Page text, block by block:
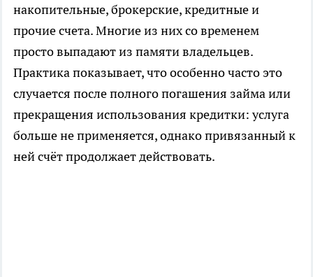
накопительные, брокерские, кредитные и
прочие счета. Многие из них со временем
просто выпадают из памяти владельцев.
Практика показывает, что особенно часто это
случается после полного погашения займа или
прекращения использования кредитки: услуга
больше не применяется, однако привязанный к
ней счёт продолжает действовать.